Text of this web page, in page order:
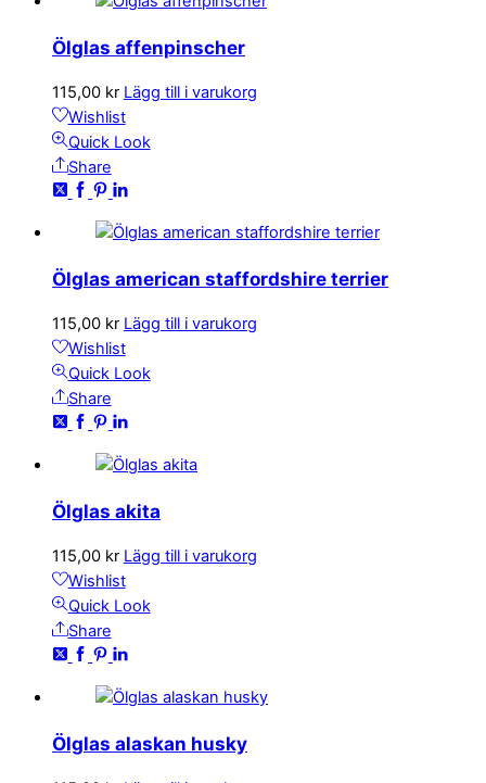
Ölglas affenpinscher
115,00 kr Lägg till i varukorg
Wishlist
Quick Look
Share
Ölglas american staffordshire terrier
115,00 kr Lägg till i varukorg
Wishlist
Quick Look
Share
Ölglas akita
115,00 kr Lägg till i varukorg
Wishlist
Quick Look
Share
Ölglas alaskan husky